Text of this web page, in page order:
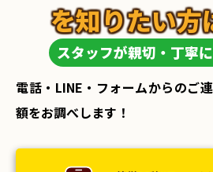
■福島店 三菱 水揚げポンプ 良いものが見つ
った、と喜んでいただけました(/・ω
にもご購入くださった皆様、あ
た！ ※お写真の掲載は許可をいただいております
お探しの農機具があれば、
い！！↓↓ 下記よりお問い合わせお待ちしてお
スタッフが親切・丁寧に
を知りたい方
電話・LINE・フォームからのご
額をお調べします！